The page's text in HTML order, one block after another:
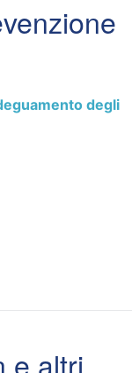
degli
e altri